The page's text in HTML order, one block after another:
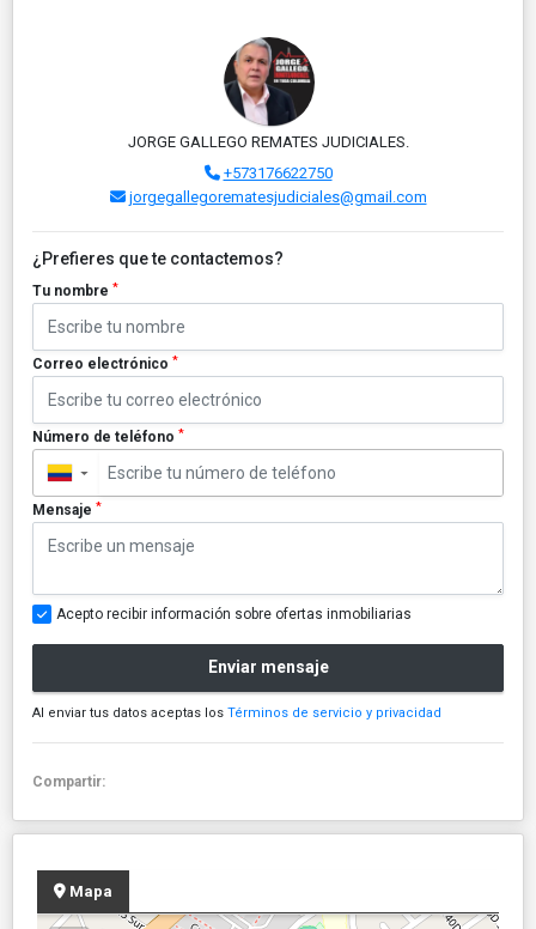
JORGE GALLEGO REMATES JUDICIALES.
+573176622750
jorgegallegorematesjudiciales@gmail.com
¿Prefieres que te contactemos?
Tu nombre *
Correo electrónico *
Número de teléfono *
▼
Mensaje *
Acepto recibir información sobre ofertas inmobiliarias
Enviar mensaje
Al enviar tus datos aceptas los Términos de servicio y privacidad
Compartir:
Mapa